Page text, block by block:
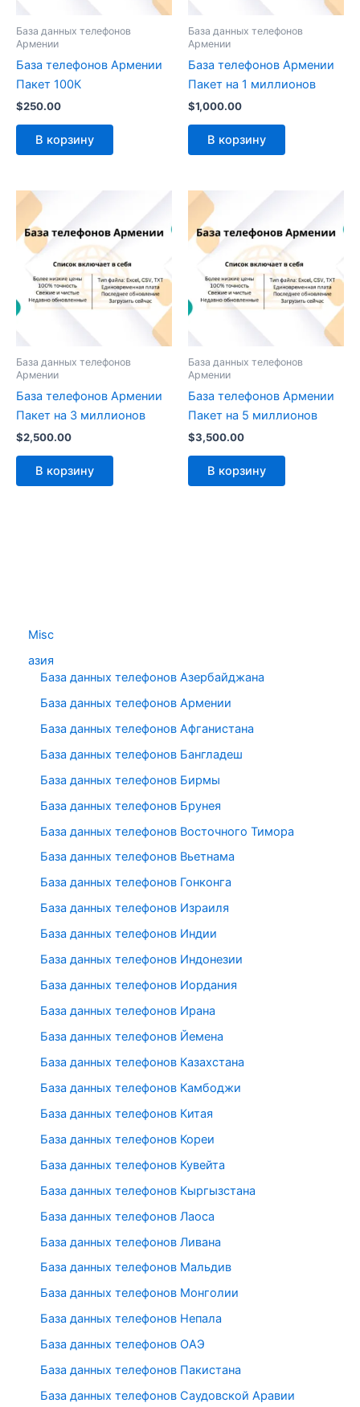
Misc
азия
База данных телефонов Азербайджана
База данных телефонов Армении
База данных телефонов Афганистана
База данных телефонов Бангладеш
База данных телефонов Бирмы
База данных телефонов Брунея
База данных телефонов Восточного Тимора
База данных телефонов Вьетнама
База данных телефонов Гонконга
База данных телефонов Израиля
База данных телефонов Индии
База данных телефонов Индонезии
База данных телефонов Иордания
База данных телефонов Ирана
База данных телефонов Йемена
База данных телефонов Казахстана
База данных телефонов Камбоджи
База данных телефонов Китая
База данных телефонов Кореи
База данных телефонов Кувейта
База данных телефонов Кыргызстана
База данных телефонов Лаоса
База данных телефонов Ливана
База данных телефонов Мальдив
База данных телефонов Монголии
База данных телефонов Непала
База данных телефонов ОАЭ
База данных телефонов Пакистана
База данных телефонов Саудовской Аравии
База данных телефонов
Армении
База телефонов Армении
Пакет 100К
$250.00
В корзину
База данных телефонов
Армении
База телефонов Армении
Пакет на 1 миллионов
$1,000.00
В корзину
База данных телефонов
Армении
База телефонов Армении
Пакет на 3 миллионов
$2,500.00
В корзину
База данных телефонов
Армении
База телефонов Армении
Пакет на 5 миллионов
$3,500.00
В корзину